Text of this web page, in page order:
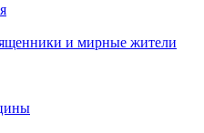
и мирные жители